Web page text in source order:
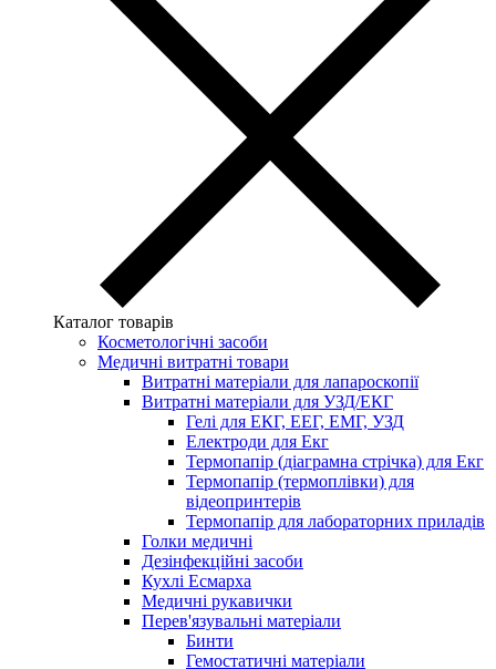
Каталог товарів
Косметологічні засоби
Медичні витратні товари
Витратні матеріали для лапароскопії
Витратні матеріали для УЗД/ЕКГ
Гелі для ЕКГ, ЕЕГ, ЕМГ, УЗД
Електроди для Екг
Термопапір (діаграмна стрічка) для Екг
Термопапір (термоплівки) для
відеопринтерів
Термопапір для лабораторних приладів
Голки медичні
Дезінфекційні засоби
Кухлі Есмарха
Медичні рукавички
Перев'язувальні матеріали
Бинти
Гемостатичні матеріали